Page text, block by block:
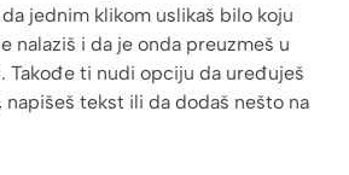
jednim klikom uslikaš bilo koju
nalaziš i da je onda preuzmeš u
Takođe ti nudi opciju da uređuješ
napišeš tekst ili da dodaš nešto na